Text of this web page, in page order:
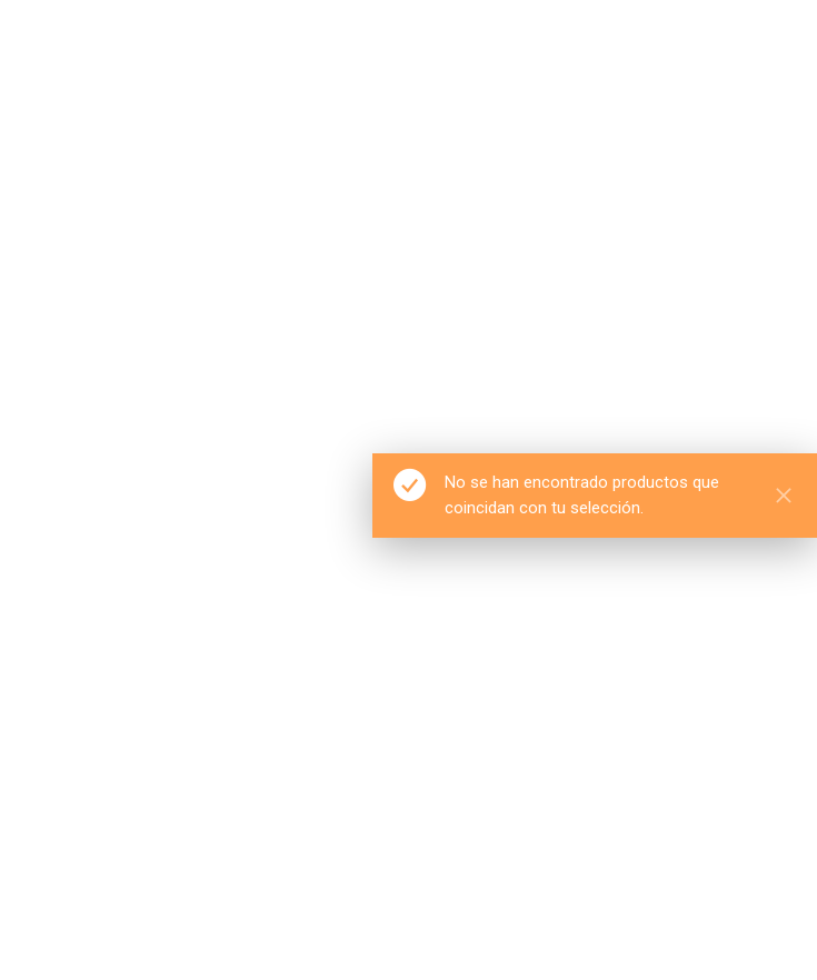
No se han encontrado productos que
coincidan con tu selección.